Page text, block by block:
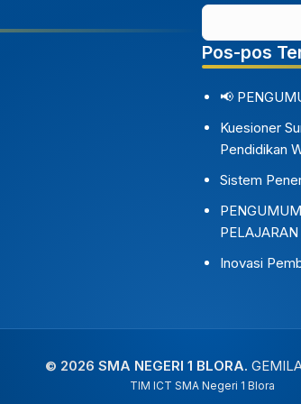
Pos-pos
📢
Kuesioner
Pendidikan
Sistem
Inovasi
© 2026 SMA NEGERI 1 BLORA.
TIM ICT SMA Negeri 1 Blora